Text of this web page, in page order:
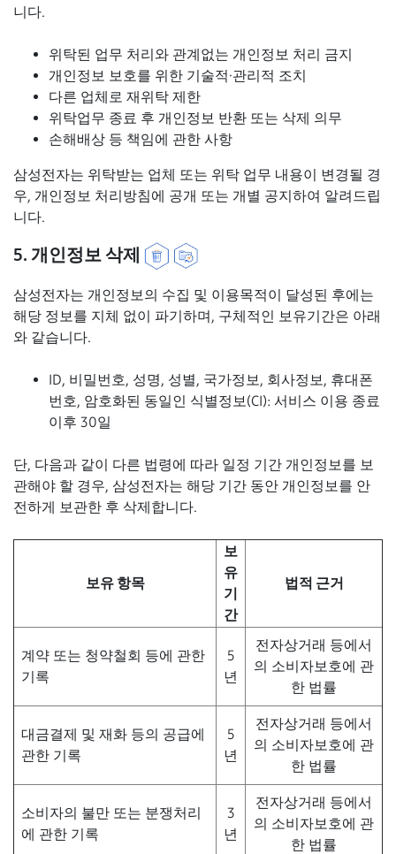
니다.
위탁된 업무 처리와 관계없는 개인정보 처리 금지
개인정보 보호를 위한 기술적∙관리적 조치
다른 업체로 재위탁 제한
위탁업무 종료 후 개인정보 반환 또는 삭제 의무
손해배상 등 책임에 관한 사항
삼성전자는 위탁받는 업체 또는 위탁 업무 내용이 변경될 경
우, 개인정보 처리방침에 공개 또는 개별 공지하여 알려드립
니다.
5. 개인정보 삭제
삼성전자는 개인정보의 수집 및 이용목적이 달성된 후에는
해당 정보를 지체 없이 파기하며, 구체적인 보유기간은 아래
와 같습니다.
ID, 비밀번호, 성명, 성별, 국가정보, 회사정보, 휴대폰
번호, 암호화된 동일인 식별정보(CI): 서비스 이용 종료
이후 30일
단, 다음과 같이 다른 법령에 따라 일정 기간 개인정보를 보
관해야 할 경우, 삼성전자는 해당 기간 동안 개인정보를 안
전하게 보관한 후 삭제합니다.
보유 항목
보
유
기
간
법적 근거
계약 또는 청약철회 등에 관한
기록
5
년
전자상거래 등에서
의 소비자보호에 관
한 법률
대금결제 및 재화 등의 공급에
관한 기록
5
년
전자상거래 등에서
의 소비자보호에 관
한 법률
소비자의 불만 또는 분쟁처리
에 관한 기록
3
년
전자상거래 등에서
의 소비자보호에 관
한 법률